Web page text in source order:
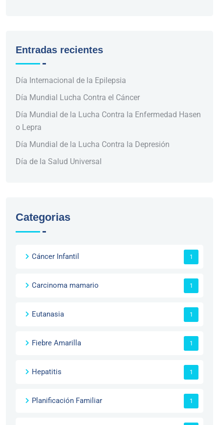
Entradas recientes
Día Internacional de la Epilepsia
Día Mundial Lucha Contra el Cáncer
Día Mundial de la Lucha Contra la Enfermedad Hasen
o Lepra
Día Mundial de la Lucha Contra la Depresión
Día de la Salud Universal
Categorias
Cáncer Infantil 1
Carcinoma mamario 1
Eutanasia 1
Fiebre Amarilla 1
Hepatitis 1
Planificación Familiar 1